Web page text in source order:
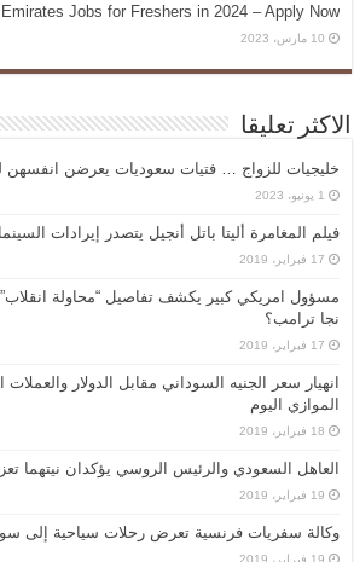
Jobs for Freshers in 2024 – Apply Now
10 مارس، 2023
الاكثر تعليقا
خليجيات للزواج … فتيات سعوديات يعرضن انفسهن
1 يونيو، 2023
فيلم المغامرة أليتا‭ ‬باتل أنجيل يتصدر إيرادات السينما الأمريكية هذا الاسبوع
17 فبراير، 2019
مسؤول امريكي كبير يكشف تفاصيل “محاولة
نجا ترامب؟
17 فبراير، 2019
انهيار سعر الجنيه السوداني مقابل الدولار
الموازي اليوم
18 فبراير، 2019
العاهل السعودي والرئيس الروسي يؤكدان نيتهما
19 فبراير، 2019
وكالة سفريات فرنسية تعرض رحلات سياحية إلى
19 فبراير، 2019